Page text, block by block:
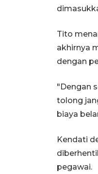
Tito
akhirnya
dengan
"Dengan
tolong
biaya
Kendati
pegawai.